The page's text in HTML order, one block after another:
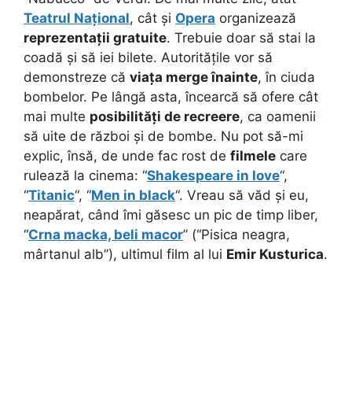
Teatrul Național, cât și Opera organizează
reprezentații gratuite. Trebuie doar să stai la
coadă și să iei bilete. Autoritățile vor să
demonstreze că viața merge înainte, în ciuda
bombelor. Pe lângă asta, încearcă să ofere cât
mai multe posibilități de recreere, ca oamenii
să uite de război și de bombe. Nu pot să-mi
explic, însă, de unde fac rost de filmele care
rulează la cinema: “Shakespeare in love“,
“Titanic“, “Men in black“. Vreau să văd și eu,
neapărat, când îmi găsesc un pic de timp liber,
“Crna macka, beli macor” (“Pisica neagra,
mârtanul alb”), ultimul film al lui Emir Kusturica.